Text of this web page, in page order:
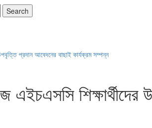
প্রদান আবেদনের বাছাই কার্যক্রম সম্পন্ন
এইচএসসি